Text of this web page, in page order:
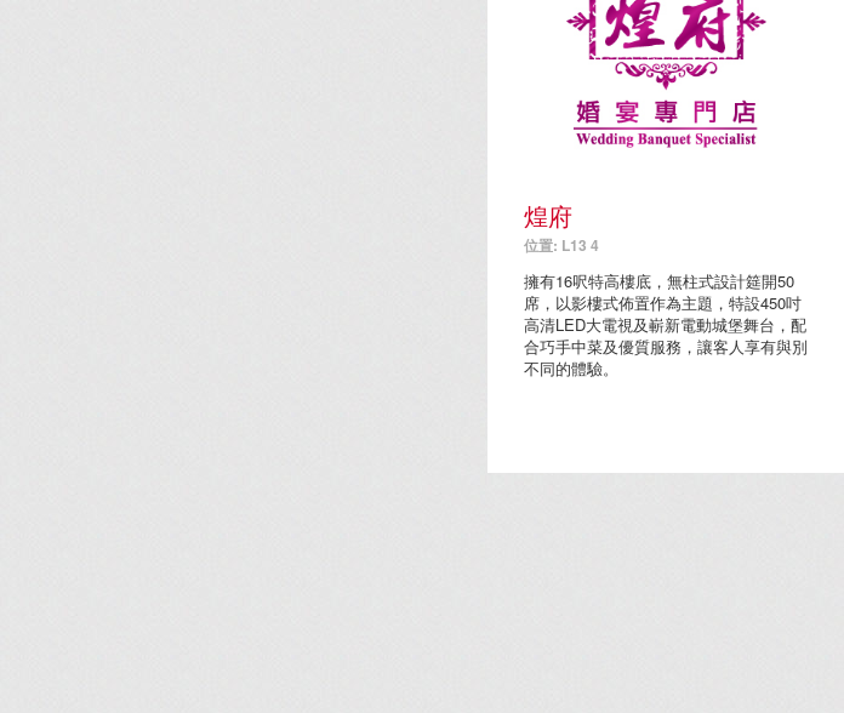
煌府
位置: L13 4
擁有16呎特高樓底，無柱式設計筵開50
席，以影樓式佈置作為主題，特設450吋
高清LED大電視及嶄新電動城堡舞台，配
合巧手中菜及優質服務，讓客人享有與別
不同的體驗。